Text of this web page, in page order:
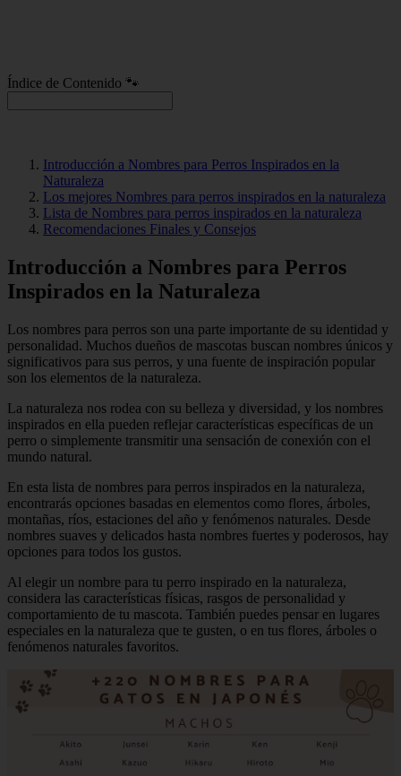
Índice de Contenido 🐾
Introducción a Nombres para Perros Inspirados en la
Naturaleza
Los mejores Nombres para perros inspirados en la naturaleza
Lista de Nombres para perros inspirados en la naturaleza
Recomendaciones Finales y Consejos
Introducción a Nombres para Perros
Inspirados en la Naturaleza
Los nombres para perros son una parte importante de su identidad y
personalidad. Muchos dueños de mascotas buscan nombres únicos y
significativos para sus perros, y una fuente de inspiración popular
son los elementos de la naturaleza.
La naturaleza nos rodea con su belleza y diversidad, y los nombres
inspirados en ella pueden reflejar características específicas de un
perro o simplemente transmitir una sensación de conexión con el
mundo natural.
En esta lista de nombres para perros inspirados en la naturaleza,
encontrarás opciones basadas en elementos como flores, árboles,
montañas, ríos, estaciones del año y fenómenos naturales. Desde
nombres suaves y delicados hasta nombres fuertes y poderosos, hay
opciones para todos los gustos.
Al elegir un nombre para tu perro inspirado en la naturaleza,
considera las características físicas, rasgos de personalidad y
comportamiento de tu mascota. También puedes pensar en lugares
especiales en la naturaleza que te gusten, o en tus flores, árboles o
fenómenos naturales favoritos.